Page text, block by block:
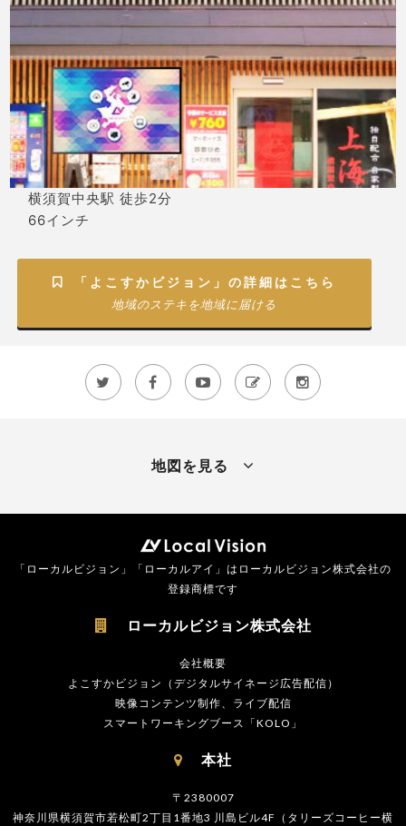
横須賀中央駅 徒歩2分
66インチ
 「よこすかビジョン」の詳細はこちら
地域のステキを地域に届ける
    
地図を見る
「ローカルビジョン」「ローカルアイ」はローカルビジョン株式会社の
登録商標です
 ローカルビジョン株式会社
会社概要
よこすかビジョン（デジタルサイネージ広告配信）
映像コンテンツ制作、ライブ配信
スマートワーキングブース「KOLO」
 本社
〒2380007
神奈川県横須賀市若松町2丁目1番地3 川島ビル4F（タリーズコーヒー横